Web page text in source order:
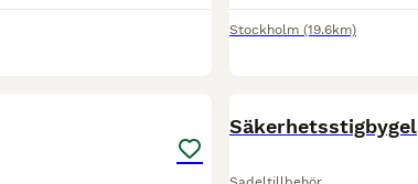
Stockholm (19.6km)
Säkerhetsstigbygel